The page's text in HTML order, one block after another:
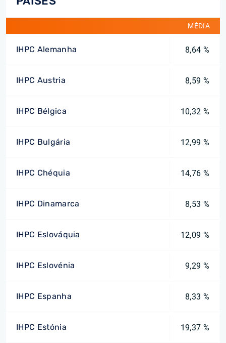
MÉDIA
IHPC Alemanha 8,64 %
IHPC Austria 8,59 %
IHPC Bélgica 10,32 %
IHPC Bulgária 12,99 %
IHPC Chéquia 14,76 %
IHPC Dinamarca 8,53 %
IHPC Eslováquia 12,09 %
IHPC Eslovénia 9,29 %
IHPC Espanha 8,33 %
IHPC Estónia 19,37 %